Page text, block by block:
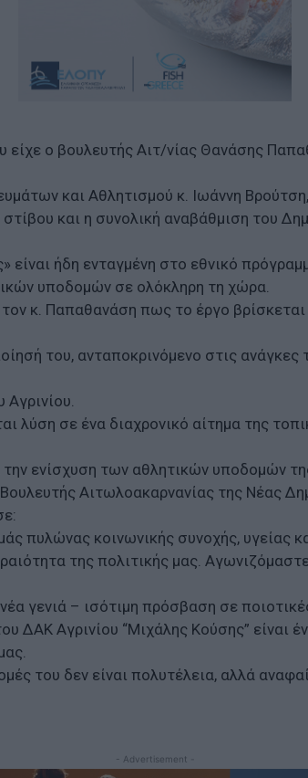
είχε ο βουλευτής Αιτ/νίας Θανάσης
και Αθλητισμού κ. Ιωάννη
και η συνολική αναβάθμιση του
είναι ήδη ενταγμένη στο εθνικό
υποδομών σε ολόκληρη τη χώρα.
κ. Παπαθανάση πως το έργο
του, ανταποκρινόμενο στις ανάγκες
λύση σε ένα διαχρονικό αίτημα της
την ενίσχυση των αθλητικών υποδομών
Αιτωλοακαρνανίας της Νέας
πυλώνας κοινωνικής συνοχής, υγείας
της πολιτικής μας.
γενιά – ισότιμη πρόσβαση σε
ΔΑΚ Αγρινίου “Μιχάλης Κούσης” είναι
του δεν είναι πολυτέλεια, αλλά
- Advertisement -